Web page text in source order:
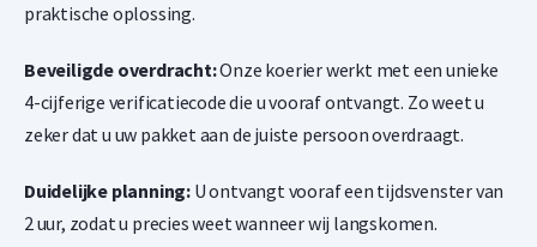
Valcambi CombiBar 20 x 1 gram goudbaar
1,50% onder spot
- +
praktische oplossing.
Beveiligde overdracht:Onze koerier werkt met een unieke
4-cijferige verificatiecode die u vooraf ontvangt. Zo weet u
zeker dat u uw pakket aan de juiste persoon overdraagt.
Duidelijke planning: U ontvangt vooraf een tijdsvenster van
2 uur, zodat u precies weet wanneer wij langskomen.